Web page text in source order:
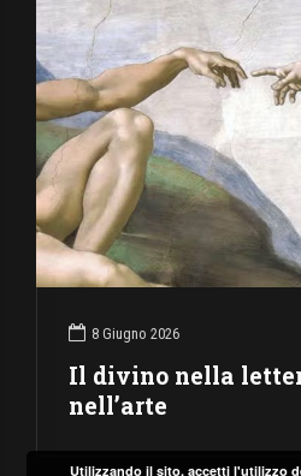
8 Giugno 2026
Il divino nella
nell’arte
Utilizzando il sito, accetti l'utilizzo